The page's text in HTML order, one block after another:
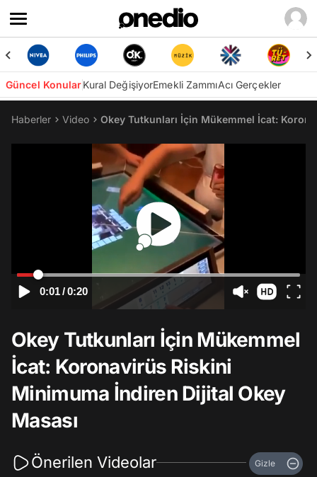
Güncel KonularKural DeğişiyorEmekli ZammıAcı Gerçekler
Haberler Video Okey Tutkunları İçin Mükemmel İcat:
0:01/0:20
Okey Tutkunları İçin Mükemmel
İcat: Koronavirüs Riskini
Minimuma İndiren Dijital Okey
Masası
Önerilen Videolar Gizle